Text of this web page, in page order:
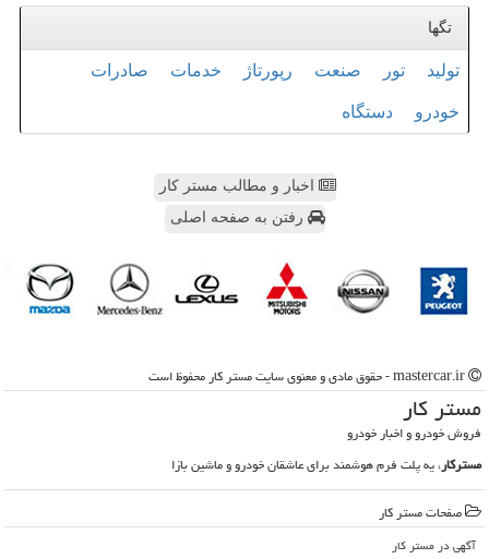
تگها
تولید تور صنعت رپورتاژ خدمات صادرات
خودرو دستگاه
اخبار و مطالب مستر کار
رفتن به صفحه اصلی
مستر كار
فروش خودرو و اخبار خودرو
مسترکار، یه پلت فرم هوشمند برای عاشقان خودرو و ماشین بازا
صفحات مستر كار
آگهی در مستر كار